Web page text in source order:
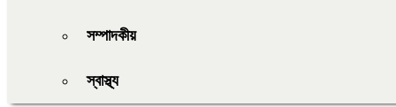
সম্পাদকীয়
স্বাস্থ্য